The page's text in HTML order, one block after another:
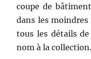
coupe de
dans les
tous les détails
nom à la collection.